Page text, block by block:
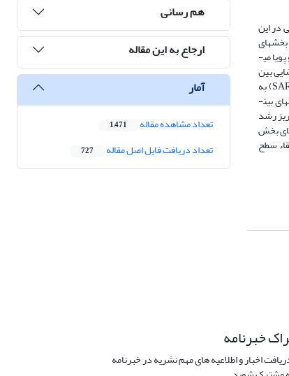
در این
صنعت و خدمات به تفکیک نواحی اقتصادی–کشاورزی افغانستان برای بررسی چگونگی ارتباط این بخش با دیگر بخش­های اقتصادی با بهره­گیری از الگوهای فضایی تابلویی ایستا و پویا می­
بین
رشد بخش کشاورزی در این نواحی در قالب الگوی رگرسیون فضایی در اجزای اخلال (SEM) و همچنین الگوهای ایستا و پویای مختلط خودرگرسیون-خودرگرسیون فضایی (SAR) به
عنوان مدل­­نهایی ارزیابی شدند. در الگوهای برآوردی برای دوره زمانی 1397-1380 علاوه بر اثرات سرریز رشد بخش صنعت و خدمات، به نقش سرمایه­گذاری­های دولتی، حمایت­های بین­
رشد
بخش
سطح
هم رسانی
ارجاع به این مقاله
آمار
تعداد مشاهده مقاله 1,471
تعداد دریافت فایل اصل مقاله 727
خبرنامه
اخبار و اطلاعیه های مهم نشریه در خبرنامه